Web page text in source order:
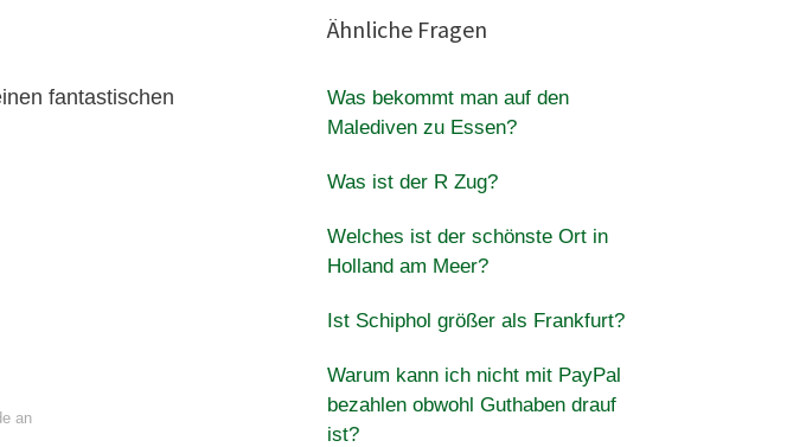
fantastischen
an
Ähnliche Fragen
Was bekommt man auf den
Malediven zu Essen?
Was ist der R Zug?
Welches ist der schönste Ort in
Holland am Meer?
Ist Schiphol größer als Frankfurt?
Warum kann ich nicht mit PayPal
bezahlen obwohl Guthaben drauf
ist?